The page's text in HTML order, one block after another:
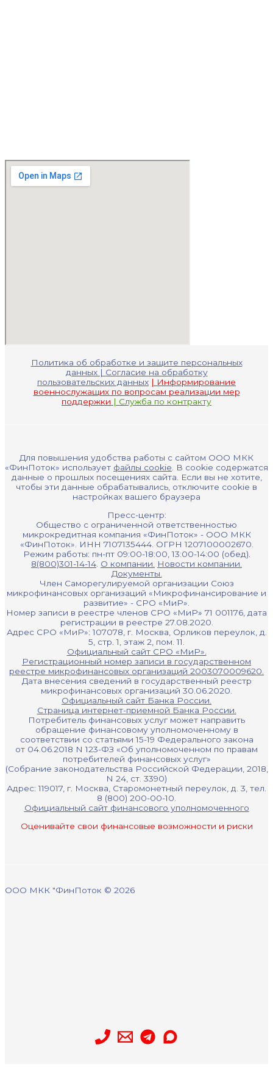
Политика об обработке и защите персональных
данных | Согласие на обработку
пользовательских данных | Информирование
военнослужащих по вопросам реализации мер
поддержки | Служба по контракту
Для повышения удобства работы с сайтом ООО МКК
«ФинПоток» использует файлы cookie. В cookie содержатся
данные о прошлых посещениях сайта. Если вы не хотите,
чтобы эти данные обрабатывались, отключите cookie в
настройках вашего браузера
Пресс-центр:
Общество с ограниченной ответственностью
микрокредитная компания «ФинПоток» - ООО МКК
«ФинПоток». ИНН 7107135444. ОГРН 1207100002670.
Режим работы: пн-пт 09:00-18:00, 13:00-14:00 (обед).
8(800)301-14-14 О компании.
Новости компании.
Документы.
Член Саморегулируемой организации Союз
микрофинансовых организаций «Микрофинансирование и
развитие» - СРО «МиР».
Номер записи в реестре членов СРО «МиР» 71 001176, дата
регистрации в реестре 27.08.2020.
Адрес СРО «МиР»: 107078, г. Москва, Орликов переулок, д.
5, стр. 1, этаж 2, пом. 11.
Официальный сайт СРО «МиР».
Регистрационный номер записи в государственном
реестре микрофинансовых организаций 2003070009620.
Дата внесения сведений в государственный реестр
микрофинансовых организаций 30.06.2020.
Официальный сайт Банка России.
Страница интернет-приемной Банка России.
Потребитель финансовых услуг может направить
обращение финансовому уполномоченному в
соответствии со статьями 15-19 Федерального закона
от 04.06.2018 N 123-ФЗ «Об уполномоченном по правам
потребителей финансовых услуг»
(Собрание законодательства Российской Федерации, 2018,
N 24, ст. 3390)
Адрес: 119017, г. Москва, Старомонетный переулок, д. 3, тел.
8 (800) 200-00-10.
Официальный сайт финансового уполномоченного
Оценивайте свои финансовые возможности и риски
ООО МКК "ФинПоток © 2026